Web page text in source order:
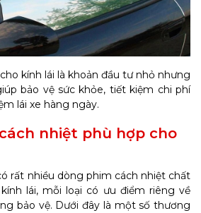
kính lái là khoản đầu tư nhỏ nhưng
bảo vệ sức khỏe, tiết kiệm chi phí
lái xe hàng ngày.
nhiệt phù hợp cho
rất nhiều dòng phim cách nhiệt chất
lái, mỗi loại có ưu điểm riêng về
bảo vệ. Dưới đây là một số thương